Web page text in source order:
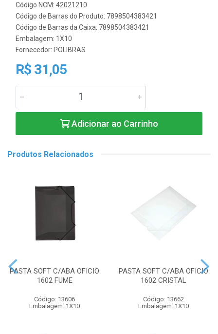
Código NCM: 42021210
Código de Barras do Produto: 7898504383421
Código de Barras da Caixa: 7898504383421
Embalagem: 1X10
Fornecedor: POLIBRAS
R$ 31,05
Adicionar ao Carrinho
Produtos Relacionados
PASTA SOFT C/ABA OFICIO
1602 FUME
Código: 13606
Embalagem: 1X10
PASTA SOFT C/ABA OFICIO
1602 CRISTAL
Código: 13662
Embalagem: 1X10